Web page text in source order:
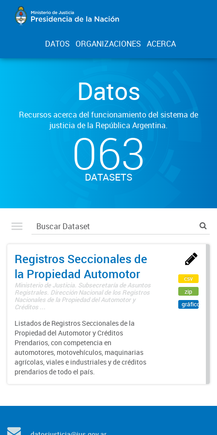
DATOS ORGANIZACIONES ACERCA
Datos
Recursos acerca del funcionamiento del sistema de
justicia de la República Argentina.
063
DATASETS
Registros Seccionales de
la Propiedad Automotor
Ministerio de Justicia. Subsecretaría de Asuntos
Registrales. Dirección Nacional de los Registros
Nacionales de la Propiedad del Automotor y
Créditos ...
Listados de Registros Seccionales de la
Propiedad del Automotor y Créditos
Prendarios, con competencia en
automotores, motovehículos, maquinarias
agrícolas, viales e industriales y de créditos
prendarios de todo el país.
csv
zip
gráfico